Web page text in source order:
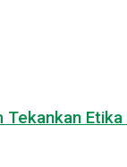
Tekankan